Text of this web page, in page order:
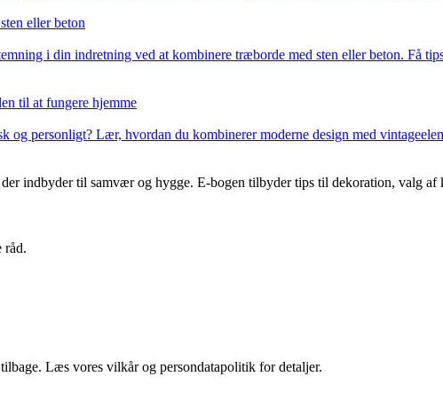
eller beton
i din indretning ved at kombinere træborde med sten eller beton. Få
til at fungere hjemme
og personligt? Lær, hvordan du kombinerer moderne design med
indbyder til samvær og hygge. E-bogen tilbyder tips til dekoration, valg af
råd.
Læs vores vilkår og persondatapolitik for detaljer.